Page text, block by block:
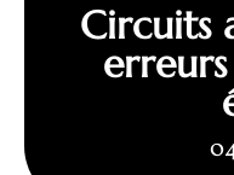
Circuits